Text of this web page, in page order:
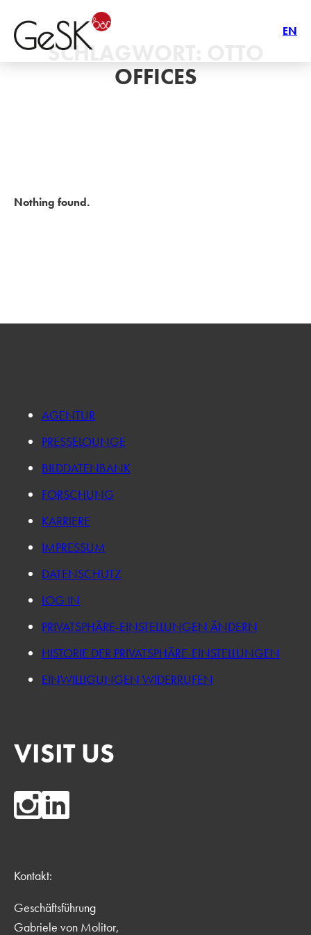
EN
SCHLAGWORT:
OFFICES
Nothing found.
AGENTUR
PRESSELOUNGE
BILDDATENBANK
FORSCHUNG
KARRIERE
IMPRESSUM
DATENSCHUTZ
LOG IN
PRIVATSPHÄRE-EINSTELLUNGEN ÄNDERN
HISTORIE DER PRIVATSPHÄRE-EINSTELLUNGEN
EINWILLIGUNGEN WIDERRUFEN
VISIT US
Kontakt:
Geschäftsführung
Gabriele von Molitor,